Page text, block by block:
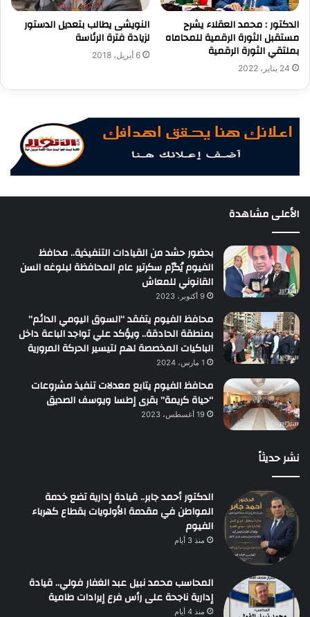
الدكتور : محمد العقلاء يشرح
مستقبل الثورة الرقمية للمحاماه
بملتقي الثورة الرقمية
24 يناير، 2022
النويشى يطالب بتعديل الدستور
لزيادة فترة الرئاسة
6 أبريل، 2018
الأعلى مشاهدة
بحضور حشد من القيادات التنفيذية.. محافظ
الفيوم يُكرّم سكرتير عام المحافظة لبلوغه السن
القانوني للمعاش
9 أكتوبر، 2023
محافظ الفيوم يتفقد “السوق اليومي الدائم”
بمنطقة الحادقة.. ويؤكد علي تواجد الباعة داخل
الباكيات المخصصة لهم لتيسير الحركة المرورية
1 مارس، 2024
محافظ الفيوم يتابع معدلات تنفيذ مشروعات
“حياة كريمة” بقرى إطسا ويوسف الصديق
19 أغسطس، 2023
نشر حديثاً
الدكتور أحمد جابر.. قيادة إدارية تضع خدمة
المواطن في مقدمة الأولويات بقطاع كهرباء
الفيوم
منذ 3 أيام
المحاسب محمد نبيل عبد الغفار فولي.. قيادة
إدارية ناجحة على رأس فرع إيرادات طامية
منذ 4 أيام